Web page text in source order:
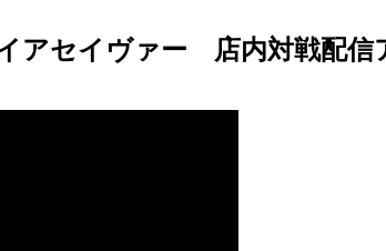
アセイヴァー 店内対戦配信